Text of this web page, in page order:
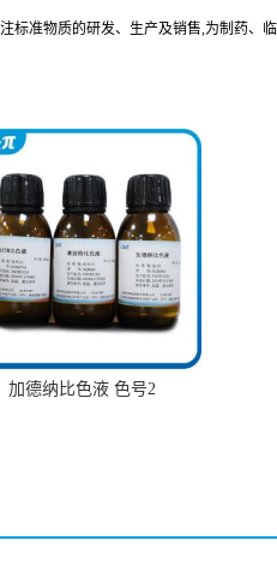
准物质的研发、生产及销售,为制药、
加德纳比色液 色号2